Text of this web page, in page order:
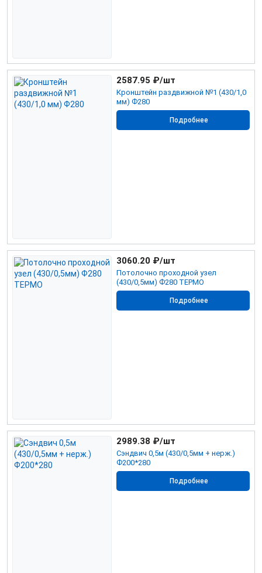
Кронштейн раздвижной №1 (430/1,0
мм) Ф280
2587.95 ₽/шт
Подробнее
Потолочно проходной узел
(430/0,5мм) Ф280 ТЕРМО
3060.20 ₽/шт
Подробнее
Сэндвич 0,5м (430/0,5мм + нерж.)
Ф200*280
2989.38 ₽/шт
Подробнее